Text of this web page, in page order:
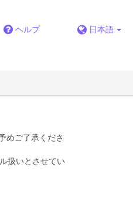
ヘルプ 日本語
めご了承くださ
扱いとさせてい